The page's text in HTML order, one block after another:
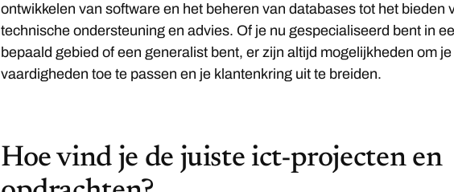
ontwikkelen van software en het beheren van databases tot het bieden
technische ondersteuning en advies. Of je nu gespecialiseerd bent in
bepaald gebied of een generalist bent, er zijn altijd mogelijkheden om je
vaardigheden toe te passen en je klantenkring uit te breiden.
Hoe vind je de juiste ict-projecten en